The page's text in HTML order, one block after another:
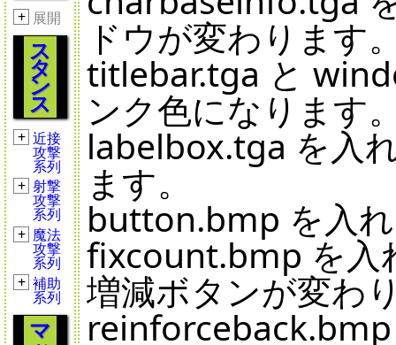
+ 展開
ス
タ
ン
ス
+ 近接
攻撃
系列
+ 射撃
攻撃
系列
+ 魔法
攻撃
系列
+ 補助
系列
マ
ドウが変わります
titlebar.tga と
ンク色になります
labelbox.tga を入
ます。
button.bmp を入
fixcount.bmp を入
増減ボタンが変わ